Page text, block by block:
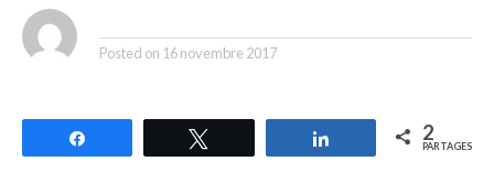
Posted on 16 novembre 2017
Partagez 2
PARTAGES